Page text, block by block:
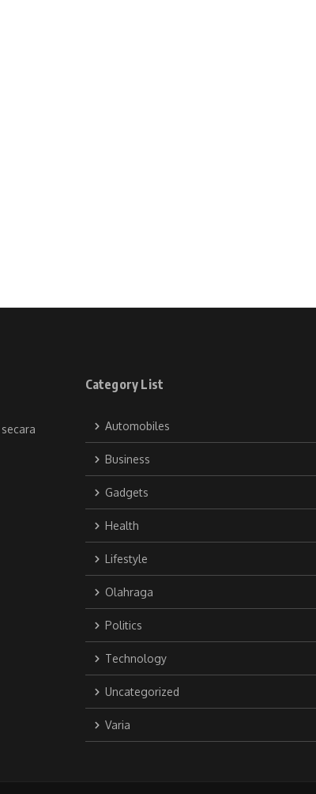
Category List
Automobiles
Business
Gadgets
Health
Lifestyle
Olahraga
Politics
Technology
Uncategorized
Varia